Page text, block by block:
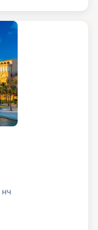
нч